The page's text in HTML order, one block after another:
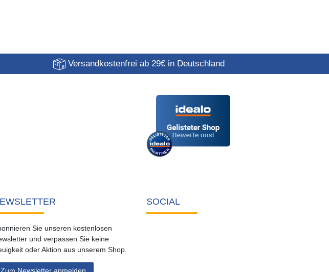
Versandkostenfrei ab 29€ in Deutschland
Sie unseren kostenlosen
und verpassen Sie keine
oder Aktion aus unserem Shop.
SOCIAL